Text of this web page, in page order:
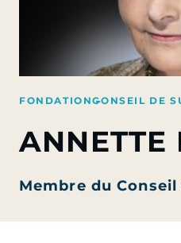
FONDATIONCONSEIL DE
ANNETTE
Membre du